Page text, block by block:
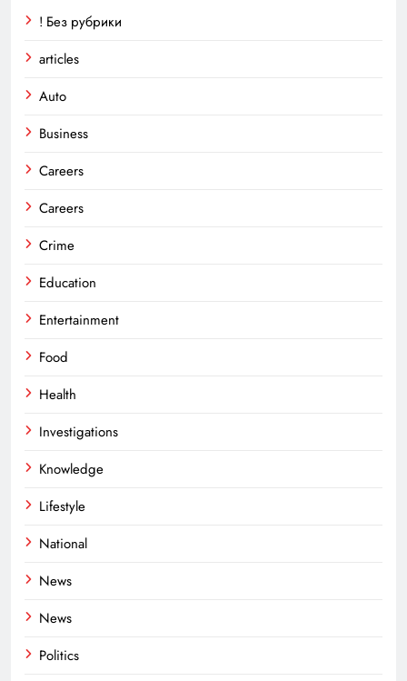
! Без рубрики
articles
Auto
Business
Careers
Careers
Crime
Education
Entertainment
Food
Health
Investigations
Knowledge
Lifestyle
National
News
News
Politics